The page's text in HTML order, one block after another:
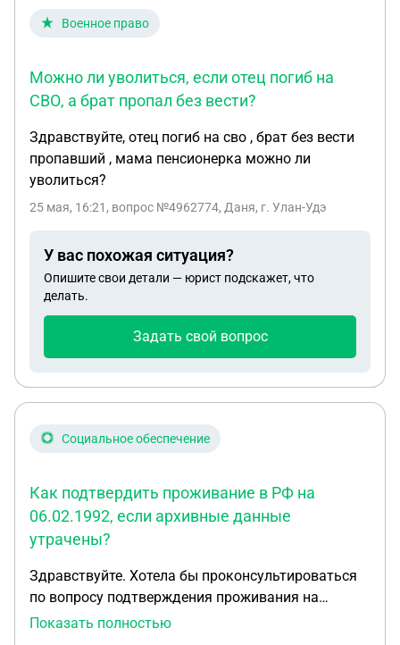
Военное право
Можно ли уволиться, если отец погиб на
СВО, а брат пропал без вести?
Здравствуйте, отец погиб на сво , брат без вести
пропавший , мама пенсионерка можно ли
уволиться?
25 мая, 16:21 , вопрос №4962774, Даня, г. Улан-Удэ
У вас похожая ситуация?
Опишите свои детали — юрист подскажет, что
делать.
Задать свой вопрос
Социальное обеспечение
Как подтвердить проживание в РФ на
06.02.1992, если архивные данные
утрачены?
Здравствуйте. Хотела бы проконсультироваться
по вопросу подтверждения проживания на
территории РФ на 06.02.1992. Я 1986 года
Показать полностью